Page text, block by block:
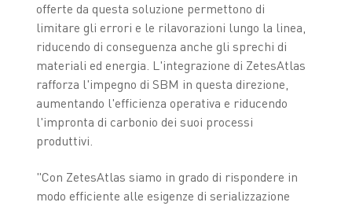
offerte da questa soluzione permettono di
limitare gli errori e le rilavorazioni lungo la linea,
riducendo di conseguenza anche gli sprechi di
materiali ed energia. L'integrazione di ZetesAtlas
rafforza l'impegno di SBM in questa direzione,
aumentando l'efficienza operativa e riducendo
l'impronta di carbonio dei suoi processi
produttivi.
"Con ZetesAtlas siamo in grado di rispondere in
modo efficiente alle esigenze di serializzazione